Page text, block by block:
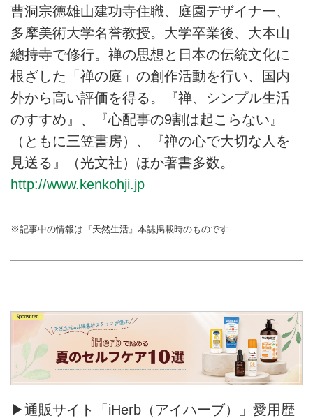
曹洞宗徳雄山建功寺住職、庭園デザイナー、
多摩美術大学名誉教授。大学卒業後、大本山
總持寺で修行。禅の思想と日本の伝統文化に
根ざした「禅の庭」の創作活動を行い、国内
外から高い評価を得る。『禅、シンプル生活
のすすめ』、『心配事の9割は起こらない』
（ともに三笠書房）、『禅の心で大切な人を
見送る』（光文社）ほか著書多数。
http://www.kenkohji.jp
※記事中の情報は『天然生活』本誌掲載時のものです
▶通販サイト「iHerb（アイハーブ）」愛用歴